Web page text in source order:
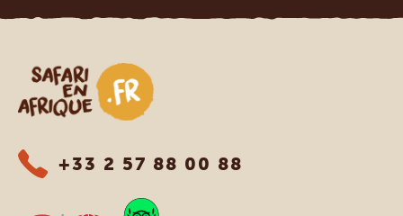
Safari en Afrique
+33 2 57 88 00 88